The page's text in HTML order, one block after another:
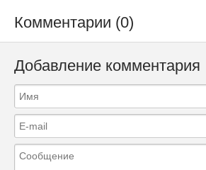
Комментарии (0)
Добавление комментария